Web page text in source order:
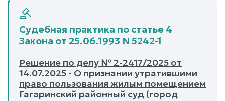
Судебная практика по статье 4
Закона от 25.06.1993 N 5242-1
Решение по делу № 2-2417/2025 от
14.07.2025 - О признании утратившими
право пользования жилым помещением
Гагаринский районный суд (город